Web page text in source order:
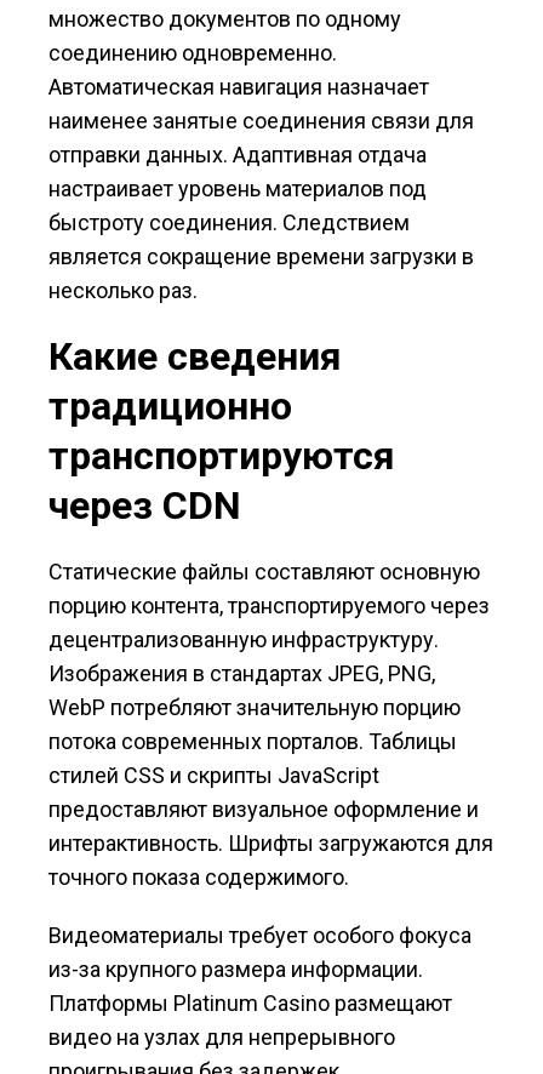
множество документов по одному
соединению одновременно.
Автоматическая навигация назначает
наименее занятые соединения связи для
отправки данных. Адаптивная отдача
настраивает уровень материалов под
быстроту соединения. Следствием
является сокращение времени загрузки в
несколько раз.
Какие сведения
традиционно
транспортируются
через CDN
Статические файлы составляют основную
порцию контента, транспортируемого через
децентрализованную инфраструктуру.
Изображения в стандартах JPEG, PNG,
WebP потребляют значительную порцию
потока современных порталов. Таблицы
стилей CSS и скрипты JavaScript
предоставляют визуальное оформление и
интерактивность. Шрифты загружаются для
точного показа содержимого.
Видеоматериалы требует особого фокуса
из-за крупного размера информации.
Платформы Platinum Casino размещают
видео на узлах для непрерывного